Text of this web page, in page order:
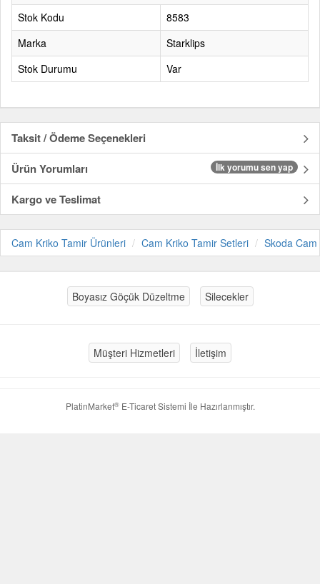
Stok Kodu
8583
Marka
Starklips
Stok Durumu
Var
Taksit / Ödeme Seçenekleri
Ürün Yorumları
İlk yorumu sen yap
Kargo ve Teslimat
Cam Kriko Tamir Ürünleri Cam Kriko Tamir Setleri Skoda
Boyasız Göçük Düzeltme Silecekler
Müşteri Hizmetleri İletişim
PlatinMarket®E-Ticaret Sistemi İle Hazırlanmıştır.